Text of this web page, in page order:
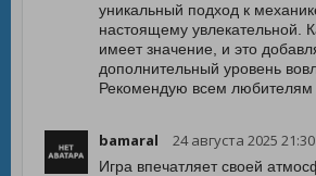
уникальный подход к
настоящему увлекательной.
имеет значение, и это
дополнительный уровень
Рекомендую всем любителям
bamaral 24 августа 2025 21:30
Игра впечатляет своей